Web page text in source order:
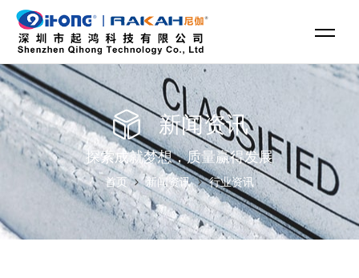
新闻资讯
探索成就梦想，质量赢得发展
首页 新闻资讯 行业资讯